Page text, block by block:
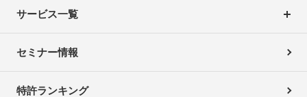
サービス一覧
セミナー情報
特許ランキング